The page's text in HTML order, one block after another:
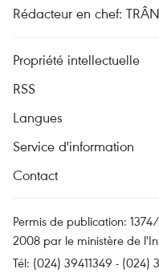
Rédacteur en chef:
Propriété intellectuelle
RSS
Langues
Service d'information
Contact
Permis de publication:
2008 par le ministère de
Tél: (024) 39411349 - (024)